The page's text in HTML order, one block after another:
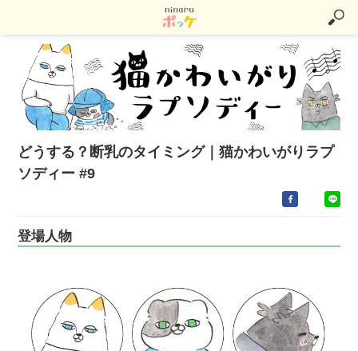
どうする？断乳のタイミング｜猫かわいがりラプ
ソディー #9
登場人物